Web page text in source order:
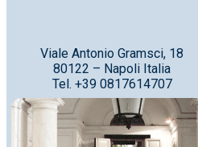
Viale Antonio Gramsci, 18
80122 – Napoli Italia
Tel. +39 0817614707